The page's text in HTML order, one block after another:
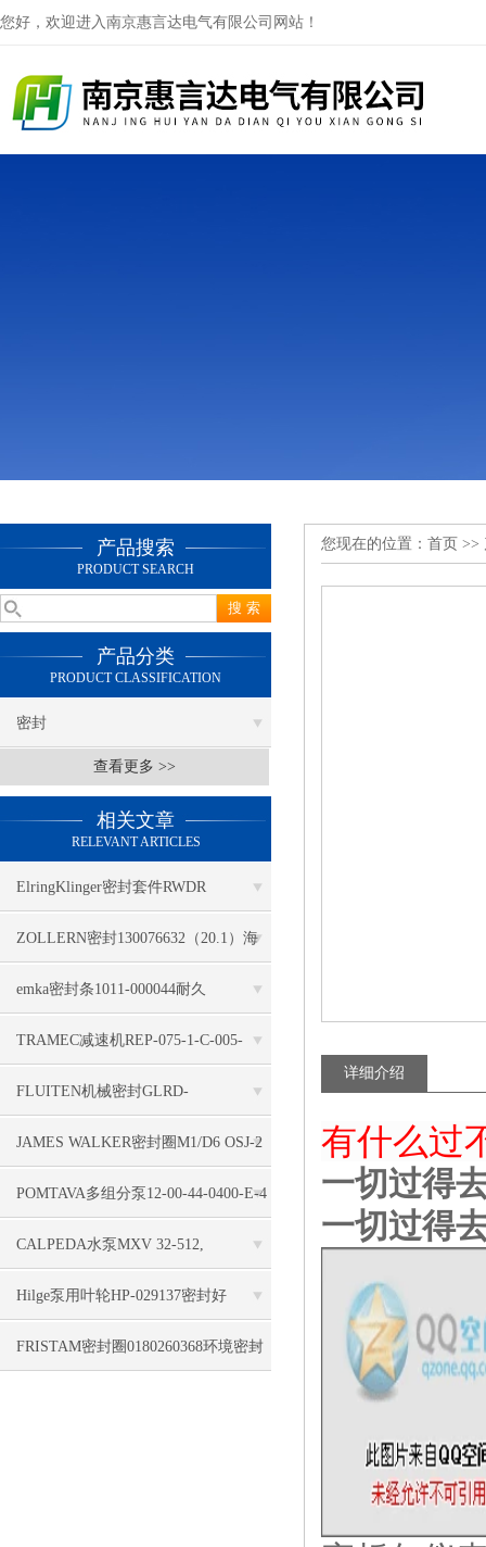
您好，欢迎进入南京惠言达电气有限公司网站！
产品搜索
PRODUCT SEARCH
产品分类
PRODUCT CLASSIFICATION
密封
查看更多 >>
相关文章
RELEVANT ARTICLES
ElringKlinger密封套件RWDR
118,5x126,6x13,7 HS21060
00788900KS0001
ZOLLERN密封130076632（20.1）海
上应用
emka密封条1011-000044耐久
TRAMEC减速机REP-075-1-C-005-
AU16-FLQ-AE11-P04-P-B5密封
FLUITEN机械密封GLRD-
KL2A050/9692尺寸合适
JAMES WALKER密封圈M1/D6 OSJ-2
419.1 X 457.2 X 19.05 MM弹性好
POMTAVA多组分泵12-00-44-0400-E-4
密封技术
CALPEDA水泵MXV 32-512,
52B12211000机械密封
Hilge泵用叶轮HP-029137密封好
FRISTAM密封圈0180260368环境密封
您现在的位置： 首页 >>
详细介绍
有什么过
一切过得
一切过得